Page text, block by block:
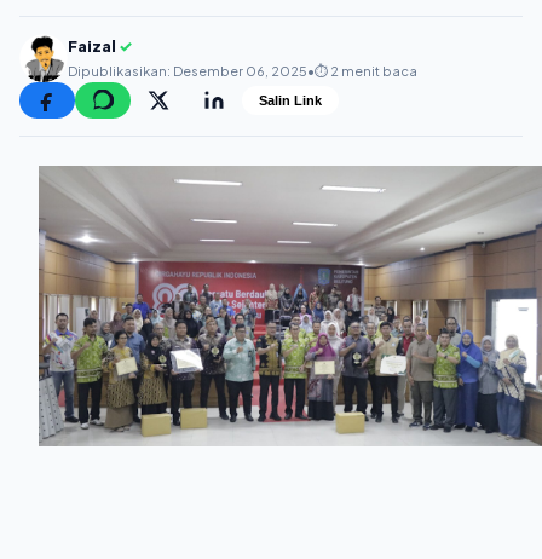
Faizal ✓
Dipublikasikan: Desember 06, 2025•⏱️ 2 menit baca
Salin Link